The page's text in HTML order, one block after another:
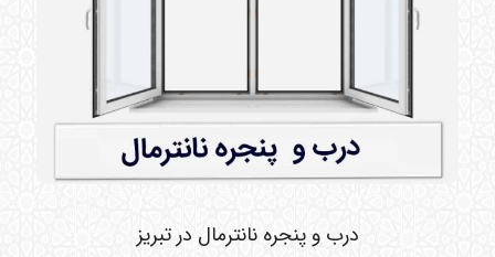
درب و پنجره نانترمال در تبریز